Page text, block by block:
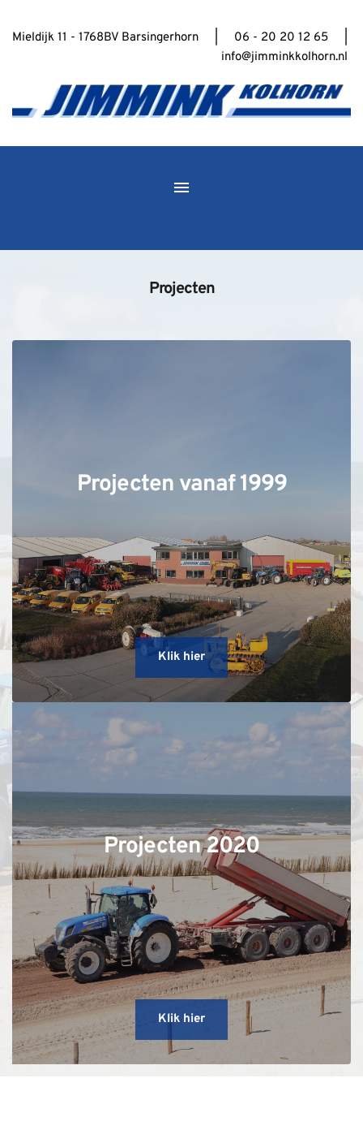
info@jimminkkolhorn.nl
Projecten
Projecten vanaf 1999
Klik hier
Projecten 2020
Klik hier